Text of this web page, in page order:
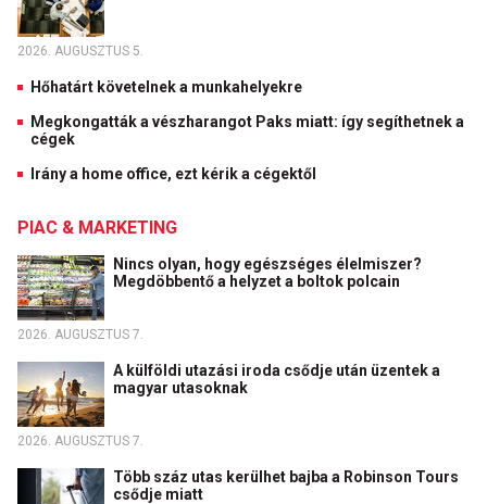
2026. AUGUSZTUS 5.
Hőhatárt követelnek a munkahelyekre
Megkongatták a vészharangot Paks miatt: így segíthetnek a
cégek
Irány a home office, ezt kérik a cégektől
PIAC & MARKETING
Nincs olyan, hogy egészséges élelmiszer?
Megdöbbentő a helyzet a boltok polcain
2026. AUGUSZTUS 7.
A külföldi utazási iroda csődje után üzentek a
magyar utasoknak
2026. AUGUSZTUS 7.
Több száz utas kerülhet bajba a Robinson Tours
csődje miatt